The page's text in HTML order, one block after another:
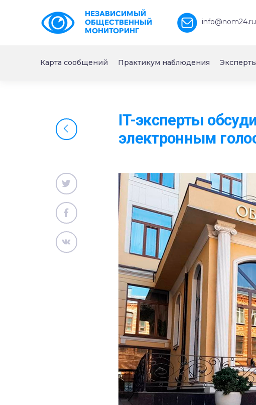
НЕЗАВИСИМЫЙ
ОБЩЕСТВЕННЫЙ
МОНИТОРИНГ
info@nom24.ru
Карта сообщений Практикум наблюдения
IT-эксперты
электронным